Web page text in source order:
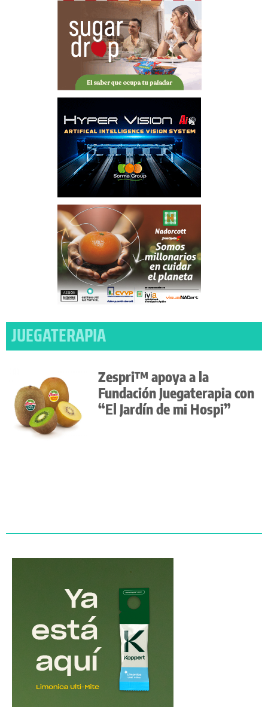
JUEGATERAPIA
Zespri™ apoya a la
Fundación Juegaterapia con
“El Jardín de mi Hospi”